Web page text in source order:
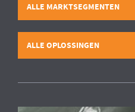
ALLE MARKTSEGMENTEN
ALLE OPLOSSINGEN